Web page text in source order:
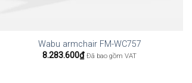
Wabu armchair FM-WC757
8.283.600₫ Đã bao gồm VAT